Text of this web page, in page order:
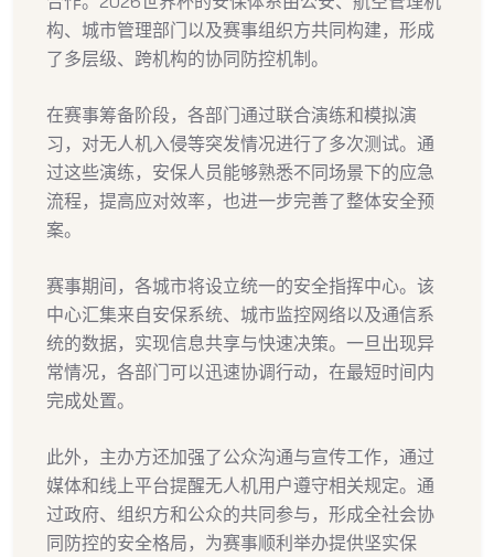
构、城市管理部门以及赛事组织方共同构建，形成
了多层级、跨机构的协同防控机制。
在赛事筹备阶段，各部门通过联合演练和模拟演
习，对无人机入侵等突发情况进行了多次测试。通
过这些演练，安保人员能够熟悉不同场景下的应急
流程，提高应对效率，也进一步完善了整体安全预
案。
赛事期间，各城市将设立统一的安全指挥中心。该
中心汇集来自安保系统、城市监控网络以及通信系
统的数据，实现信息共享与快速决策。一旦出现异
常情况，各部门可以迅速协调行动，在最短时间内
完成处置。
此外，主办方还加强了公众沟通与宣传工作，通过
媒体和线上平台提醒无人机用户遵守相关规定。通
过政府、组织方和公众的共同参与，形成全社会协
同防控的安全格局，为赛事顺利举办提供坚实保